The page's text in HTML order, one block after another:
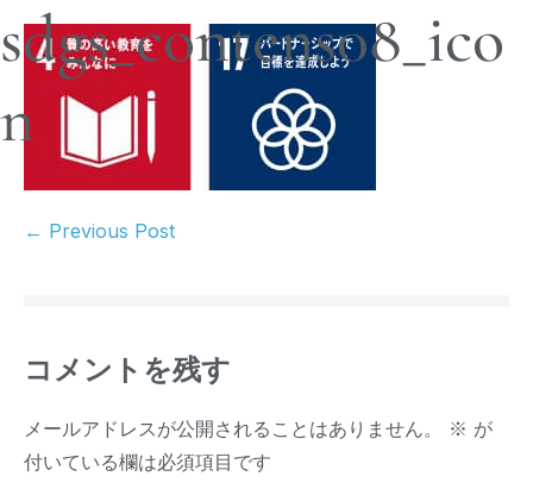
sdgs_contens08_ico
n
← Previous Post
コメントを残す
メールアドレスが公開されることはありません。 ※ が
付いている欄は必須項目です